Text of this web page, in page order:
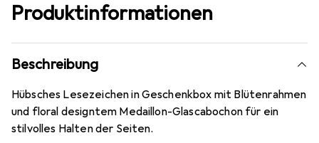
Produktinformationen
Beschreibung
Hübsches Lesezeichen in Geschenkbox mit Blütenrahmen
und floral designtem Medaillon-Glascabochon für ein
stilvolles Halten der Seiten.